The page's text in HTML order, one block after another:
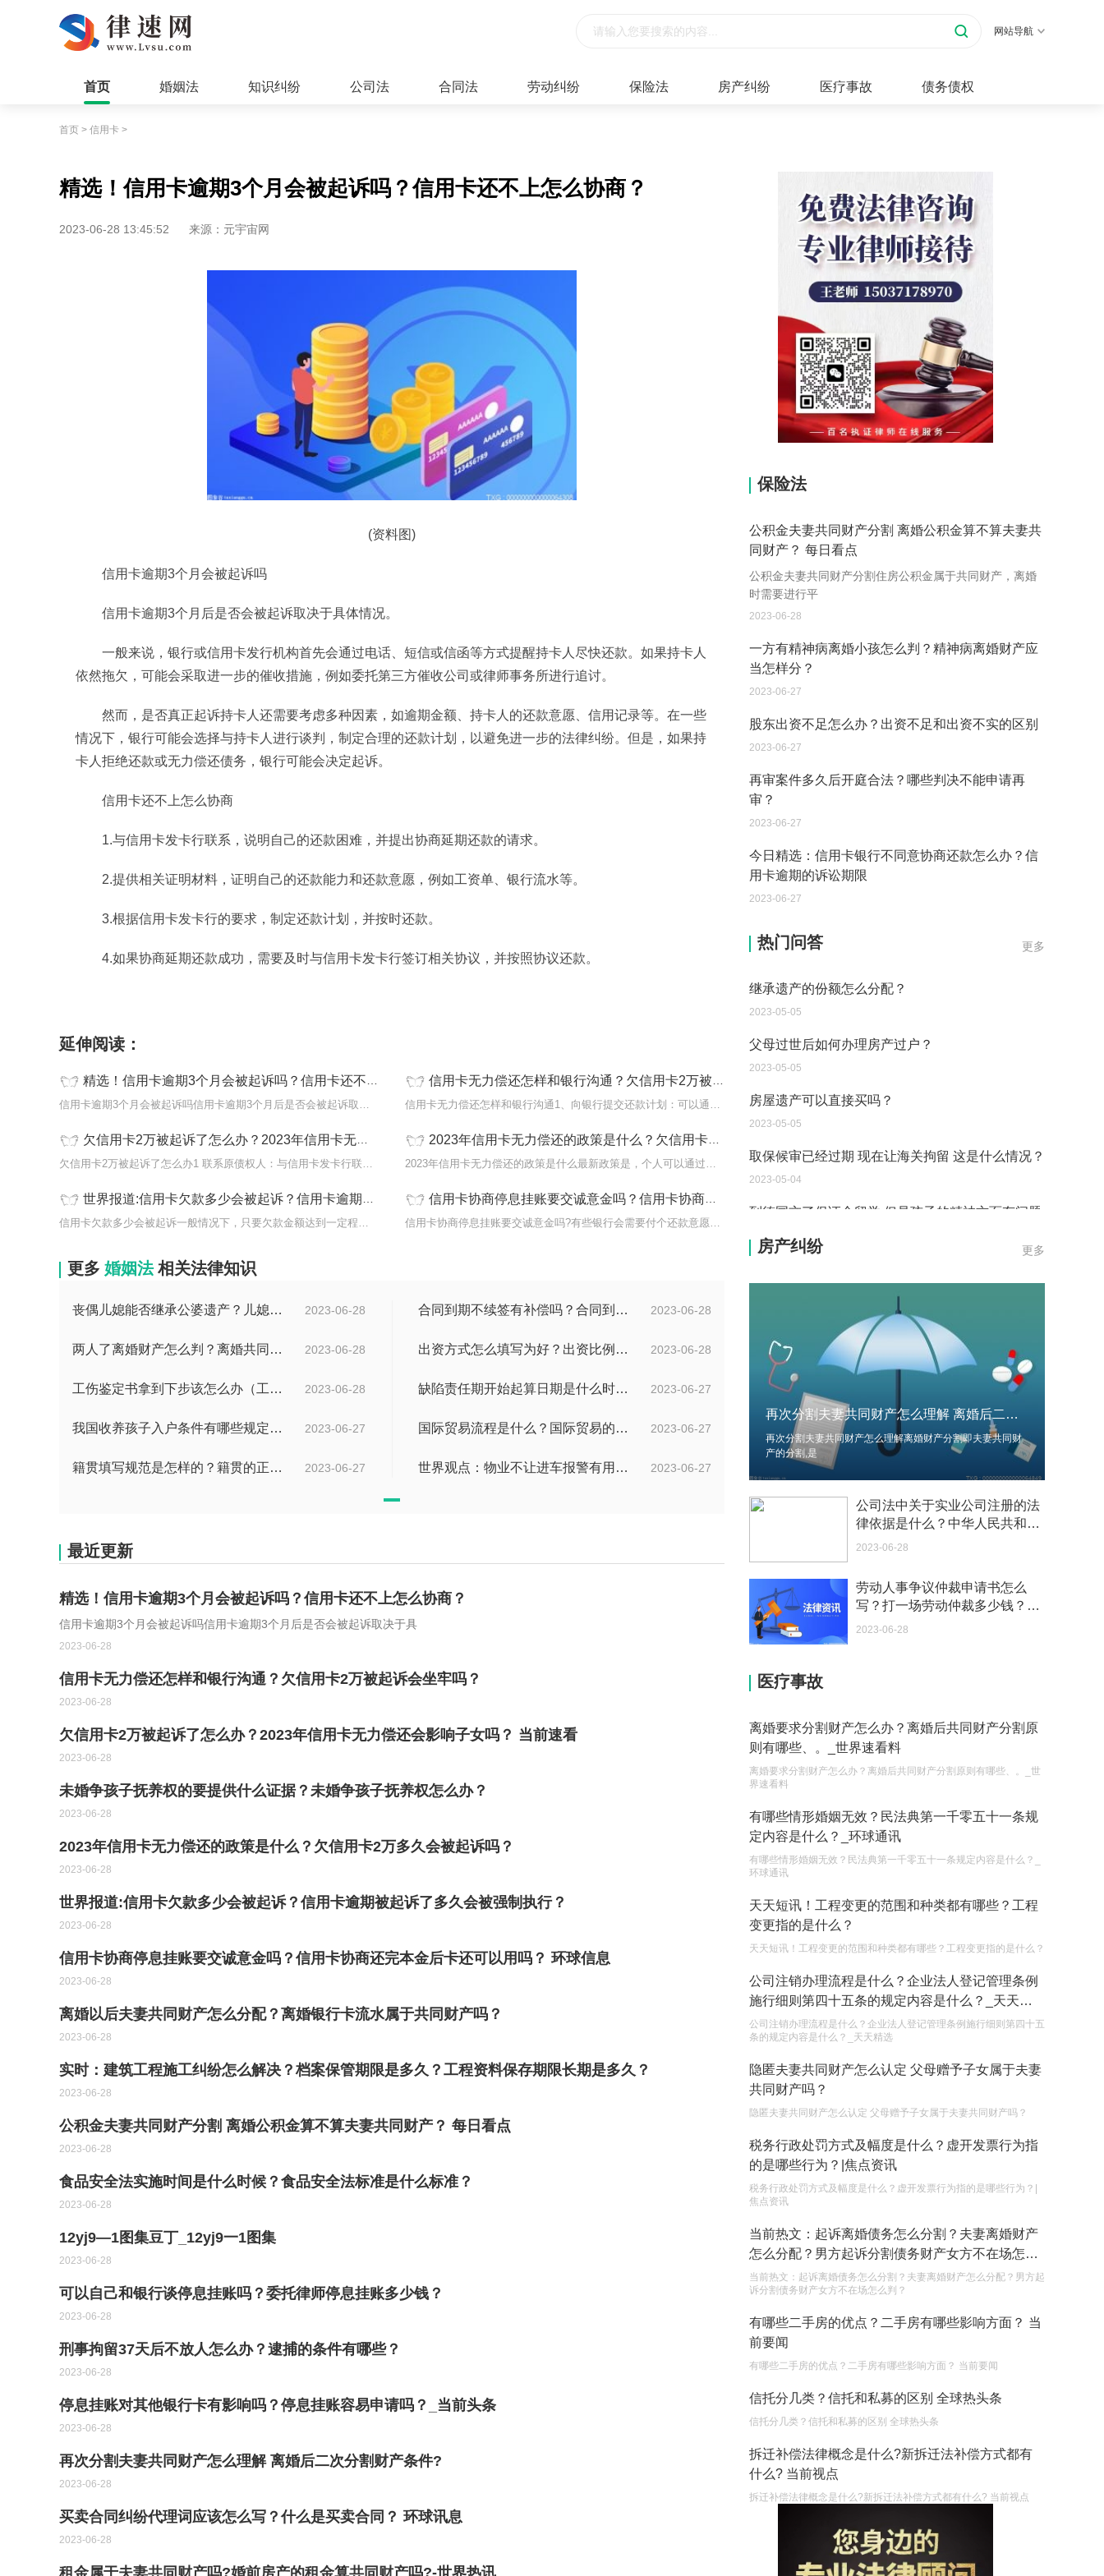
网站导航
首页 婚姻法 知识纠纷 公司法 合同法 劳动纠纷 保险法 房产纠纷 医疗事故 债务债权
首页 > 信用卡 >
精选！信用卡逾期3个月会被起诉吗？信用卡还不上怎么协商？
2023-06-28 13:45:52 来源：元宇宙网
(资料图)
信用卡逾期3个月会被起诉吗
信用卡逾期3个月后是否会被起诉取决于具体情况。
一般来说，银行或信用卡发行机构首先会通过电话、短信或信函等方式提醒持卡人尽快还款。如果持卡人
依然拖欠，可能会采取进一步的催收措施，例如委托第三方催收公司或律师事务所进行追讨。
然而，是否真正起诉持卡人还需要考虑多种因素，如逾期金额、持卡人的还款意愿、信用记录等。在一些
情况下，银行可能会选择与持卡人进行谈判，制定合理的还款计划，以避免进一步的法律纠纷。但是，如果持
卡人拒绝还款或无力偿还债务，银行可能会决定起诉。
信用卡还不上怎么协商
1.与信用卡发卡行联系，说明自己的还款困难，并提出协商延期还款的请求。
2.提供相关证明材料，证明自己的还款能力和还款意愿，例如工资单、银行流水等。
3.根据信用卡发卡行的要求，制定还款计划，并按时还款。
4.如果协商延期还款成功，需要及时与信用卡发卡行签订相关协议，并按照协议还款。
延伸阅读：
精选！信用卡逾期3个月会被起诉吗？信用卡还不上怎么协商？
信用卡逾期3个月会被起诉吗信用卡逾期3个月后是否会被起诉取决于具
信用卡无力偿还怎样和银行沟通？欠信用卡2万被起诉会坐牢吗？
信用卡无力偿还怎样和银行沟通1、向银行提交还款计划：可以通过分期
欠信用卡2万被起诉了怎么办？2023年信用卡无力偿还会影响子女吗？ 当前速看
欠信用卡2万被起诉了怎么办1 联系原债权人：与信用卡发卡行联系，了
2023年信用卡无力偿还的政策是什么？欠信用卡2万多久会被起诉吗？
2023年信用卡无力偿还的政策是什么最新政策是，个人可以通过申请破
世界报道:信用卡欠款多少会被起诉？信用卡逾期被起诉了多久会被强制执行？
信用卡欠款多少会被起诉一般情况下，只要欠款金额达到一定程度，就
信用卡协商停息挂账要交诚意金吗？信用卡协商还完本金后卡还可以用吗？ 环球信息
信用卡协商停息挂账要交诚意金吗?有些银行会需要付个还款意愿诚意金
更多 婚姻法 相关法律知识
2023-06-28
丧偶儿媳能否继承公婆遗产？儿媳有没有赡养老人的义务？ 2023-06-28
合同到期不续签有补偿吗？合同到期未提前30天通知怎么赔偿？ 当前速看
2023-06-28
两人了离婚财产怎么判？离婚共同财产有哪些？_焦点快报 2023-06-28
出资方式怎么填写为好？出资比例怎么填写？
2023-06-28
工伤鉴定书拿到下步该怎么办（工伤鉴定后要是对伤残等级结论不服怎么办） 2023-06-27
缺陷责任期开始起算日期是什么时候？缺陷责任终止证书签发的必要条件是什么？
2023-06-27
我国收养孩子入户条件有哪些规定？办理收养登记的事实收养情况有几种？ 2023-06-27
国际贸易流程是什么？国际贸易的具体流程的内容都有哪些？
2023-06-27
籍贯填写规范是怎样的？籍贯的正确填写规范是什么？-天天微动态 2023-06-27
世界观点：物业不让进车报警有用吗？小区不让业主进车该怎么投诉？
最近更新
精选！信用卡逾期3个月会被起诉吗？信用卡还不上怎么协商？
信用卡逾期3个月会被起诉吗信用卡逾期3个月后是否会被起诉取决于具
2023-06-28
信用卡无力偿还怎样和银行沟通？欠信用卡2万被起诉会坐牢吗？
2023-06-28
欠信用卡2万被起诉了怎么办？2023年信用卡无力偿还会影响子女吗？ 当前速看
2023-06-28
未婚争孩子抚养权的要提供什么证据？未婚争孩子抚养权怎么办？
2023-06-28
2023年信用卡无力偿还的政策是什么？欠信用卡2万多久会被起诉吗？
2023-06-28
世界报道:信用卡欠款多少会被起诉？信用卡逾期被起诉了多久会被强制执行？
2023-06-28
信用卡协商停息挂账要交诚意金吗？信用卡协商还完本金后卡还可以用吗？ 环球信息
2023-06-28
离婚以后夫妻共同财产怎么分配？离婚银行卡流水属于共同财产吗？
2023-06-28
实时：建筑工程施工纠纷怎么解决？档案保管期限是多久？工程资料保存期限长期是多久？
2023-06-28
公积金夫妻共同财产分割 离婚公积金算不算夫妻共同财产？ 每日看点
2023-06-28
食品安全法实施时间是什么时候？食品安全法标准是什么标准？
2023-06-28
12yj9—1图集豆丁_12yj9一1图集
2023-06-28
可以自己和银行谈停息挂账吗？委托律师停息挂账多少钱？
2023-06-28
刑事拘留37天后不放人怎么办？逮捕的条件有哪些？
2023-06-28
停息挂账对其他银行卡有影响吗？停息挂账容易申请吗？_当前头条
2023-06-28
再次分割夫妻共同财产怎么理解 离婚后二次分割财产条件?
2023-06-28
买卖合同纠纷代理词应该怎么写？什么是买卖合同？ 环球讯息
2023-06-28
保险法
公积金夫妻共同财产分割 离婚公积金算不算夫妻共
同财产？ 每日看点
公积金夫妻共同财产分割住房公积金属于共同财产，离婚
时需要进行平
2023-06-28
一方有精神病离婚小孩怎么判？精神病离婚财产应
当怎样分？
2023-06-27
股东出资不足怎么办？出资不足和出资不实的区别
2023-06-27
再审案件多久后开庭合法？哪些判决不能申请再
审？
2023-06-27
今日精选：信用卡银行不同意协商还款怎么办？信
用卡逾期的诉讼期限
2023-06-27
更多
热门问答
遗产继承必须要公证吗？
继承遗产的份额怎么分配？
2023-05-05
父母过世后如何办理房产过户？
2023-05-05
房屋遗产可以直接买吗？
2023-05-05
取保候审已经过期 现在让海关拘留 这是什么情况？
2023-05-04
到德国交了保证金留学 但是孩子的精神方面有问题
2023-05-04
我想问一下申请护照需要带什么证件？
您好：请问从国外进口的费钢税率是多少？非常感
谢！
2023-05-04
外国旅游签证可以在中国大使馆登记结婚吗？
2023-05-04
我可以在苏州申请护照吗？我所在的地方是云南
2023-05-04
你好 我想问一下外国人来这里工作没有护照该怎么
如何续签居住证 我的1月7日到期
2023-05-04
关报案？
你好 我需要申请去美国结婚的签证 过程是什么？
代理权的产生原因是什么？当我国没有外贸经营权
的企业委托外贸公司进出口贸易时，相关当事人的
权利和责任是什么？
2023-05-04
单纯的遗产赠要缴税吗？
更多
房产纠纷
再次分割夫妻共同财产怎么理解 离婚后二次分割财产条件?
再次分割夫妻共同财产怎么理解离婚财产分割即夫妻共同财
产的分割,是
公司法中关于实业公司注册的法
律依据是什么？中华人民共和国
公司法第二十三条是什么？ 当前
2023-06-28
劳动人事争议仲裁申请书怎么
写？打一场劳动仲裁多少钱？_
全球今头条
2023-06-28
医疗事故
离婚要求分割财产怎么办？离婚后共同财产分割原
则有哪些、。_世界速看料
离婚要求分割财产怎么办？离婚后共同财产分割原则有哪些、。_世
界速看料
有哪些情形婚姻无效？民法典第一千零五十一条规
定内容是什么？_环球通讯
有哪些情形婚姻无效？民法典第一千零五十一条规定内容是什么？_
环球通讯
天天短讯！工程变更的范围和种类都有哪些？工程
变更指的是什么？
天天短讯！工程变更的范围和种类都有哪些？工程变更指的是什么？
公司注销办理流程是什么？企业法人登记管理条例
施行细则第四十五条的规定内容是什么？_天天精
选
公司注销办理流程是什么？企业法人登记管理条例施行细则第四十五
条的规定内容是什么？_天天精选
隐匿夫妻共同财产怎么认定 父母赠予子女属于夫妻
共同财产吗？
隐匿夫妻共同财产怎么认定 父母赠予子女属于夫妻共同财产吗？
税务行政处罚方式及幅度是什么？虚开发票行为指
的是哪些行为？|焦点资讯
税务行政处罚方式及幅度是什么？虚开发票行为指的是哪些行为？|
焦点资讯
当前热文：起诉离婚债务怎么分割？夫妻离婚财产
怎么分配？男方起诉分割债务财产女方不在场怎么
判？
当前热文：起诉离婚债务怎么分割？夫妻离婚财产怎么分配？男方起
诉分割债务财产女方不在场怎么判？
有哪些二手房的优点？二手房有哪些影响方面？ 当
前要闻
有哪些二手房的优点？二手房有哪些影响方面？ 当前要闻
信托分几类？信托和私募的区别 全球热头条
信托分几类？信托和私募的区别 全球热头条
拆迁补偿法律概念是什么?新拆迁法补偿方式都有
什么? 当前视点
拆迁补偿法律概念是什么?新拆迁法补偿方式都有什么? 当前视点